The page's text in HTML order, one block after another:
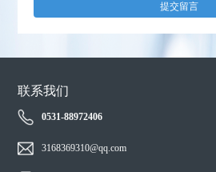
提交留言
联系我们
0531-88972406
3168369310@qq.com